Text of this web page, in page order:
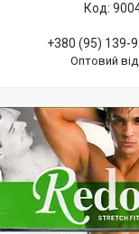
+380 (95) 139-
Оптовий